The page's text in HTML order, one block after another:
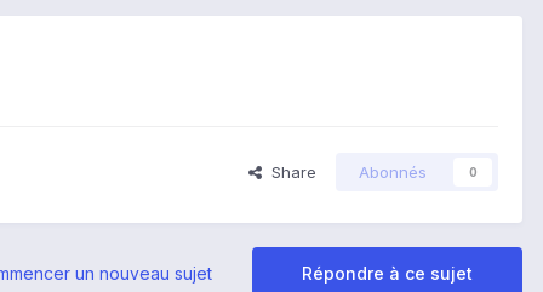
Share Abonnés 0
Répondre à ce sujet
un nouveau sujet